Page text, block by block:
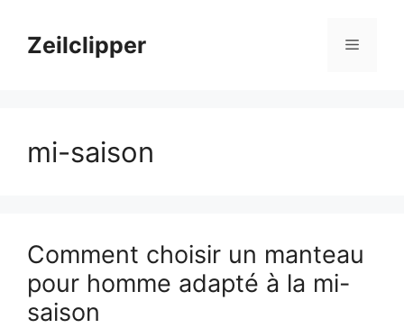
contenuZeilclipper Menu
mi-saison
Comment choisir un manteau
pour homme adapté à la mi-
saison